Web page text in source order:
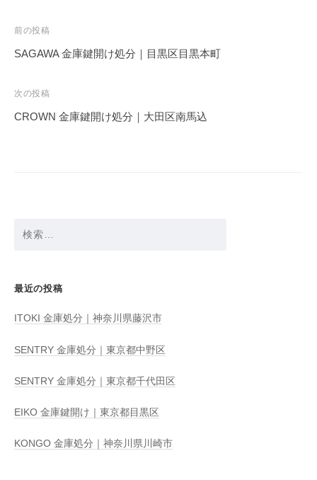
投
稿
ビ
ゲ
前の投稿
SAGAWA 金庫鍵開け処分｜目黒区目黒本町
次の投稿
CROWN 金庫鍵開け処分｜大田区南馬込
最近の投稿
ITOKI 金庫処分｜神奈川県藤沢市
SENTRY 金庫処分｜東京都中野区
SENTRY 金庫処分｜東京都千代田区
EIKO 金庫鍵開け｜東京都目黒区
KONGO 金庫処分｜神奈川県川崎市